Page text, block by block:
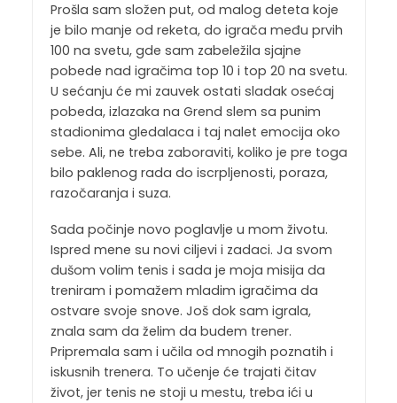
Prošla sam složen put, od malog deteta koje
je bilo manje od reketa, do igrača među prvih
100 na svetu, gde sam zabeležila sjajne
pobede nad igračima top 10 i top 20 na svetu.
U sećanju će mi zauvek ostati sladak osećaj
pobeda, izlazaka na Grend slem sa punim
stadionima gledalaca i taj nalet emocija oko
sebe. Ali, ne treba zaboraviti, koliko je pre toga
bilo paklenog rada do iscrpljenosti, poraza,
razočaranja i suza.
Sada počinje novo poglavlje u mom životu.
Ispred mene su novi ciljevi i zadaci. Ja svom
dušom volim tenis i sada je moja misija da
treniram i pomažem mladim igračima da
ostvare svoje snove. Još dok sam igrala,
znala sam da želim da budem trener.
Pripremala sam i učila od mnogih poznatih i
iskusnih trenera. To učenje će trajati čitav
život, jer tenis ne stoji u mestu, treba ići u